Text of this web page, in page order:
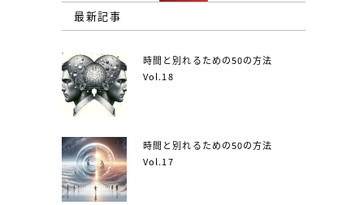
最新記事
時間と別れるための50の方法
Vol.18
時間と別れるための50の方法
Vol.17